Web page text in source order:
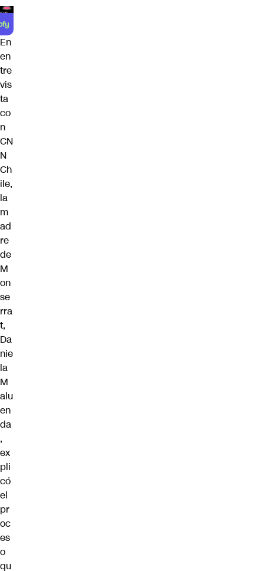
En
en
tre
vis
ta
co
n
CN
N
Ch
ile,
la
m
ad
re
de
M
on
se
rra
t,
Da
nie
la
M
alu
en
da
,
ex
pli
có
el
pr
oc
es
o
qu